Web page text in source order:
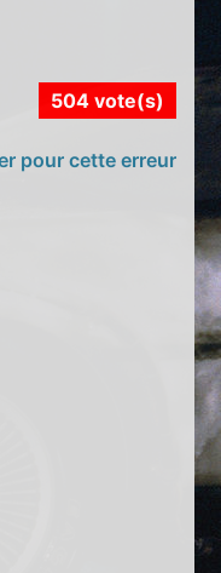
504 vote(s)
pour cette erreur